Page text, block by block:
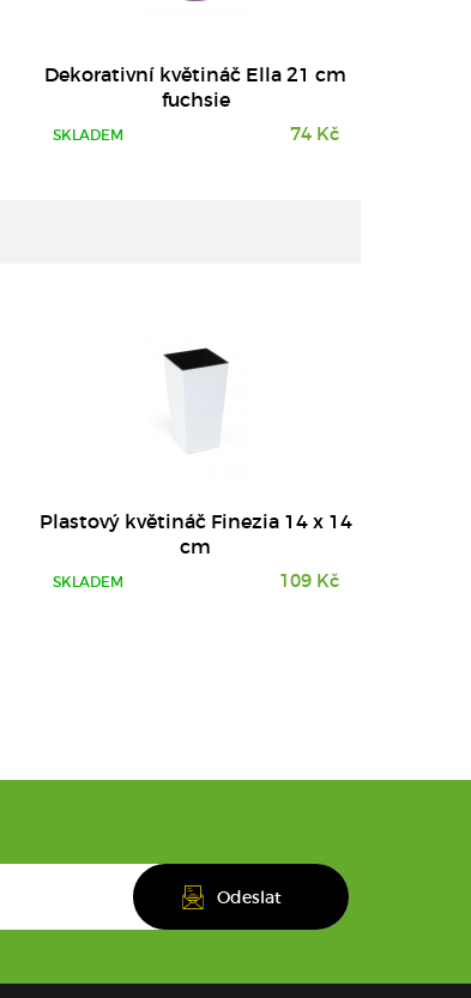
Dekorativní květináč Ella 21 cm
fuchsie
SKLADEM 74 Kč
Plastový květináč Finezia 14 x 14
cm
SKLADEM 109 Kč